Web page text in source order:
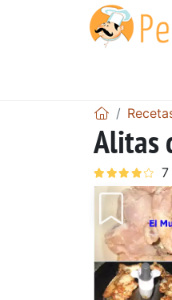
Alitas